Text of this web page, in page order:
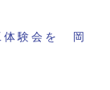
体験会を 岡